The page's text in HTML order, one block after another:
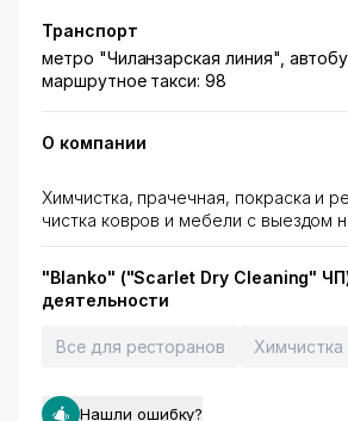
Транспорт
метро "Чиланзарская линия",
маршрутное такси: 98
О компании
Химчистка, прачечная, покраска и
чистка ковров и мебели с выездом
"Blanko" ("Scarlet Dry Cleaning"
деятельности
Все для ресторанов Химчистка
Нашли ошибку?